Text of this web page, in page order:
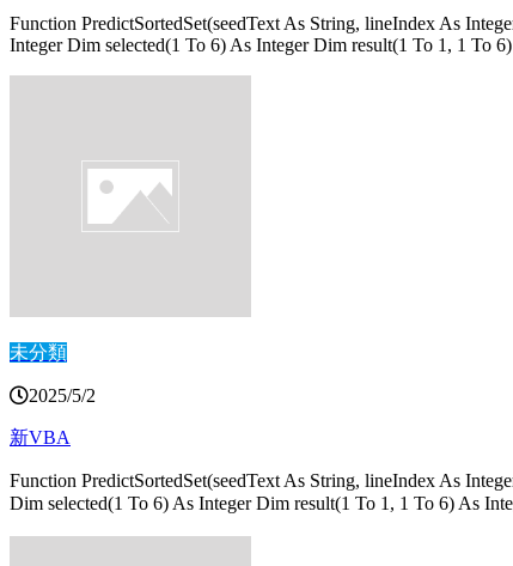
Function PredictSortedSet(seedText As String, lineIndex As
Integer Dim selected(1 To 6) As Integer Dim result(1 To 1, 1 To
未分類
2025/5/2
新VBA
Function PredictSortedSet(seedText As String, lineIndex As
Dim selected(1 To 6) As Integer Dim result(1 To 1, 1 To 6) As